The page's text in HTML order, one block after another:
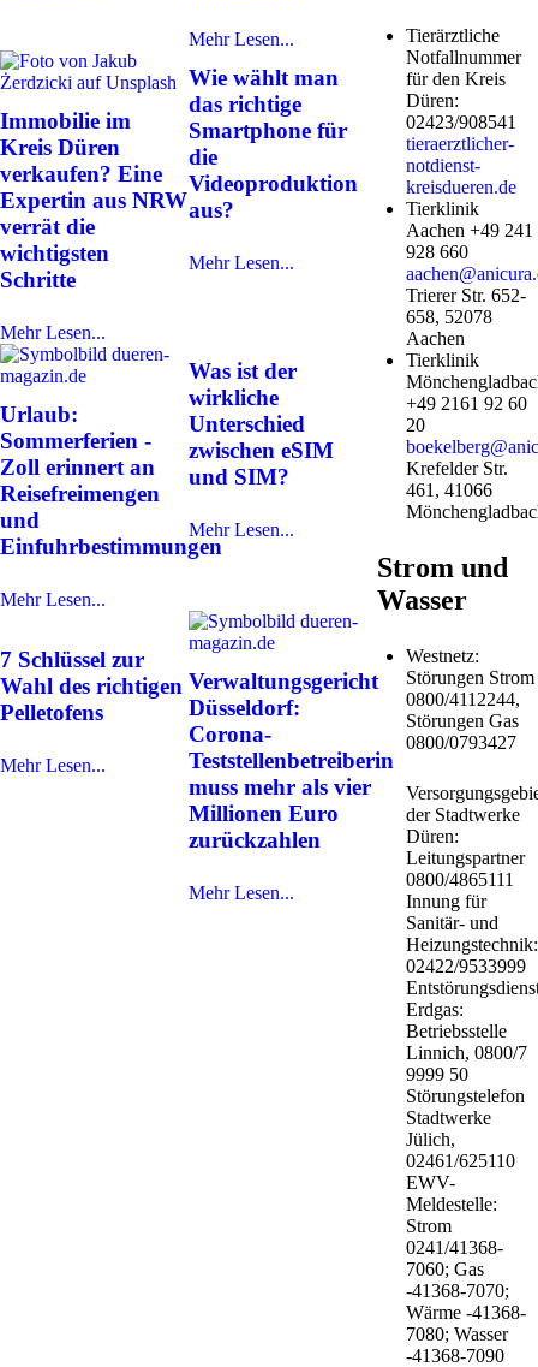
Mehr Lesen...
Immobilie im
Kreis Düren
verkaufen? Eine
Expertin aus NRW
verrät die
wichtigsten
Schritte
Mehr Lesen...
Wie wählt man
das richtige
Smartphone für
die
Videoproduktion
aus?
Mehr Lesen...
Urlaub:
Sommerferien -
Zoll erinnert an
Reisefreimengen
und
Einfuhrbestimmungen
Mehr Lesen...
Was ist der
wirkliche
Unterschied
zwischen eSIM
und SIM?
Mehr Lesen...
7 Schlüssel zur
Wahl des richtigen
Pelletofens
Mehr Lesen...
Verwaltungsgericht
Düsseldorf:
Corona-
Teststellenbetreiberin
muss mehr als vier
Millionen Euro
zurückzahlen
Mehr Lesen...
Tierärztliche
Notfallnummer
für den Kreis
Düren:
02423/908541
tieraerztlicher-
notdienst-
kreisdueren.de
Tierklinik
Aachen +49 241
928 660
Trierer Str. 652-
658, 52078
Aachen
Tierklinik
+49 2161 92 60
20
Krefelder Str.
461, 41066
Strom und
Wasser
Westnetz:
Störungen Strom
0800/4112244,
Störungen Gas
0800/0793427
der Stadtwerke
Düren:
Leitungspartner
0800/4865111
Innung für
Sanitär- und
Heizungstechnik:
02422/9533999
Erdgas:
Betriebsstelle
Linnich, 0800/7
9999 50
Störungstelefon
Stadtwerke
Jülich,
02461/625110
EWV-
Meldestelle:
Strom
0241/41368-
7060; Gas
-41368-7070;
Wärme -41368-
7080; Wasser
-41368-7090